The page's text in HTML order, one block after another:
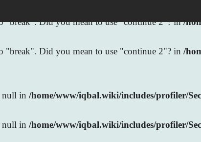
"break". Did you mean to use "continue 2"? in/
"break". Did you mean to use "continue 2"? in /
null in /home/www/iqbal.wiki/includes/profiler/
null in /home/www/iqbal.wiki/includes/profiler/